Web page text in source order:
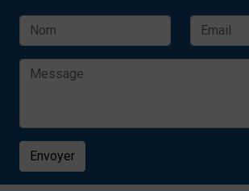
Envoyer